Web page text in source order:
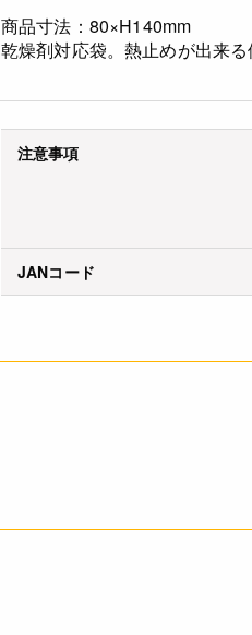
商品寸法：80×H140mm
乾燥剤対応袋。熱止めが出来る
注意事項
JANコード